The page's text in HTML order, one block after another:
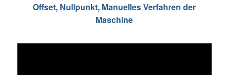
Offset, Nullpunkt, Manuelles Verfahren der
Maschine